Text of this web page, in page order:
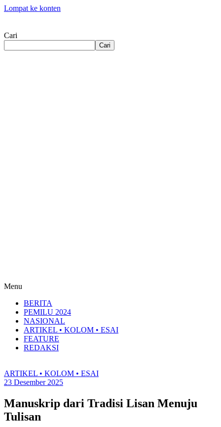
Lompat ke konten
Cari
Cari
Menu
BERITA
PEMILU 2024
NASIONAL
ARTIKEL • KOLOM • ESAI
FEATURE
REDAKSI
ARTIKEL • KOLOM • ESAI
23 Desember 2025
Manuskrip dari Tradisi Lisan Menuju
Tulisan